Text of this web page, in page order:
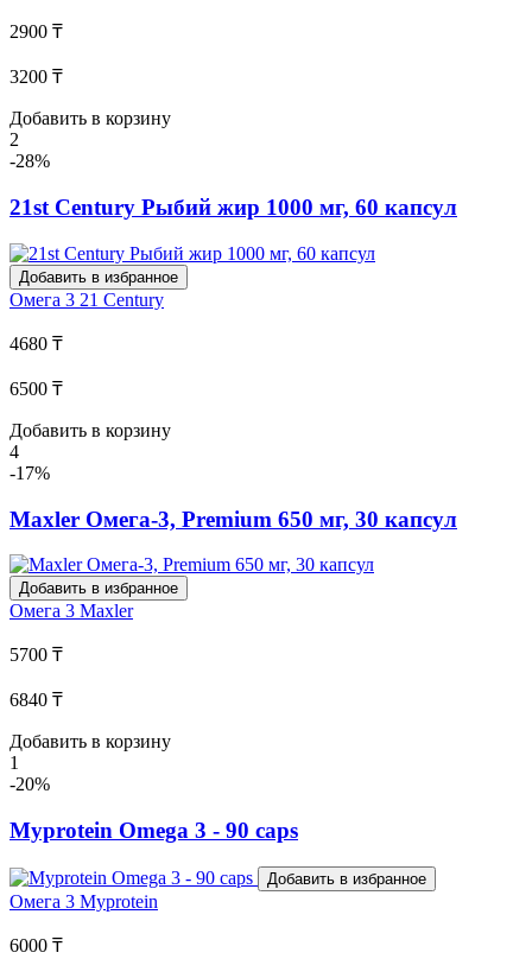
2900 ₸
3200 ₸
Добавить в корзину
2
-28%
21st Century Рыбий жир 1000 мг, 60 капсул
Добавить в избранное
Омега 3 21 Century
4680 ₸
6500 ₸
Добавить в корзину
4
-17%
Maxler Омега-3, Premium 650 мг, 30 капсул
Добавить в избранное
Омега 3 Maxler
5700 ₸
6840 ₸
Добавить в корзину
1
-20%
Myprotein Omega 3 - 90 caps
Добавить в избранное
Омега 3 Myprotein
6000 ₸